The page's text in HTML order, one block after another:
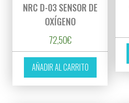
NRC D-03 SENSOR DE
OXÍGENO
72,50€
AÑADIR AL CARRITO